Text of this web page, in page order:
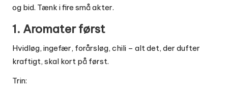
og bid. Tænk i fire små akter.
1. Aromater først
Hvidløg, ingefær, forårsløg, chili – alt det, der dufter
kraftigt, skal kort på først.
Trin: